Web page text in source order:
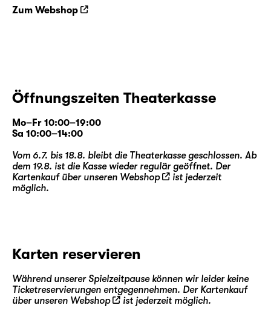
Zum Webshop
Öffnungszeiten Theaterkasse
Mo–Fr 10:00–19:00
Sa 10:00–14:00
Vom 6.7. bis 18.8. bleibt die Theaterkasse geschlossen. Ab
dem 19.8. ist die Kasse wieder regulär geöffnet. Der
Kartenkauf über unseren Webshop
ist jederzeit
möglich.
Karten reservieren
Während unserer Spielzeitpause können wir leider keine
Ticketreservierungen entgegennehmen. Der Kartenkauf
über unseren Webshop ist jederzeit möglich.